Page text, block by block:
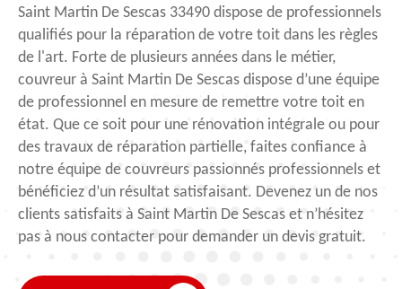
Saint Martin De Sescas 33490 dispose de professionnels
qualifiés pour la réparation de votre toit dans les règles
de l'art. Forte de plusieurs années dans le métier,
couvreur à Saint Martin De Sescas dispose d’une équipe
de professionnel en mesure de remettre votre toit en
état. Que ce soit pour une rénovation intégrale ou pour
des travaux de réparation partielle, faites confiance à
notre équipe de couvreurs passionnés professionnels et
bénéficiez d’un résultat satisfaisant. Devenez un de nos
clients satisfaits à Saint Martin De Sescas et n’hésitez
pas à nous contacter pour demander un devis gratuit.